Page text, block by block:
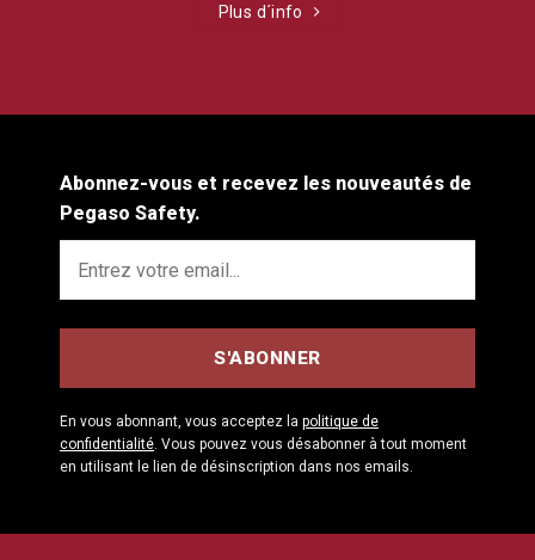
Plus d´info
Abonnez-vous et recevez les nouveautés de
Pegaso Safety.
En vous abonnant, vous acceptez la politique de
confidentialité. Vous pouvez vous désabonner à tout moment
en utilisant le lien de désinscription dans nos emails.